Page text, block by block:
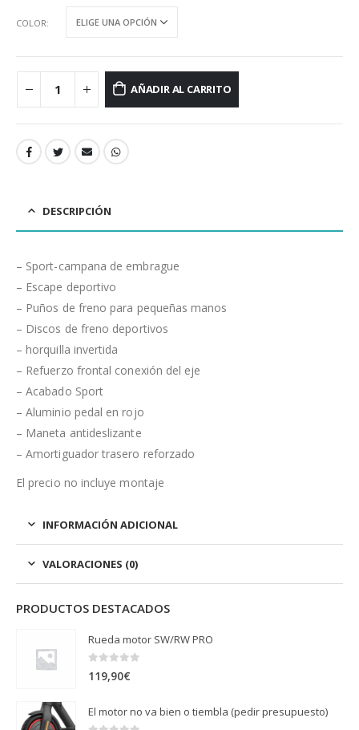
COLOR
AÑADIR AL CARRITO
DESCRIPCIÓN
– Sport-campana de embrague
– Escape deportivo
– Puños de freno para pequeñas manos
– Discos de freno deportivos
– horquilla invertida
– Refuerzo frontal conexión del eje
– Acabado Sport
– Aluminio pedal en rojo
– Maneta antideslizante
– Amortiguador trasero reforzado
El precio no incluye montaje
INFORMACIÓN ADICIONAL
VALORACIONES (0)
PRODUCTOS DESTACADOS
Rueda motor SW/RW PRO
0 out of 5
119,90€
El motor no va bien o tiembla (pedir presupuesto)